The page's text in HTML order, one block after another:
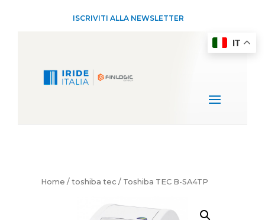
ISCRIVITI ALLA NEWSLETTER
Home / toshiba tec / Toshiba TEC B-SA4TP
IT